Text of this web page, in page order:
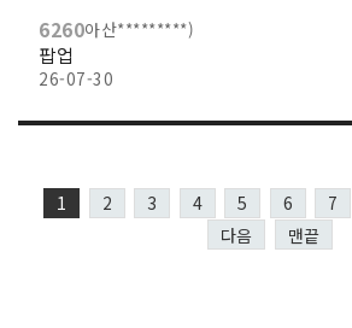
6260아산*********)
팝업
26-07-30
1 2 3 4 5 6 7
다음
맨끝